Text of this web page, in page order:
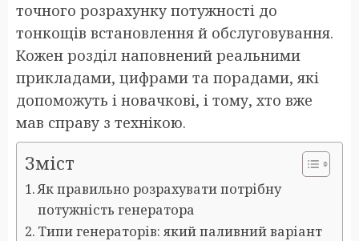
точного розрахунку потужності до
тонкощів встановлення й обслуговування.
Кожен розділ наповнений реальними
прикладами, цифрами та порадами, які
допоможуть і новачкові, і тому, хто вже
мав справу з технікою.
Зміст
Як правильно розрахувати потрібну
потужність генератора
Типи генераторів: який паливний варіант